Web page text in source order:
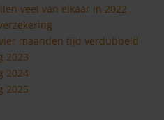
veel van elkaar in 2022
maanden tijd verdubbeld
2023
2024
2025